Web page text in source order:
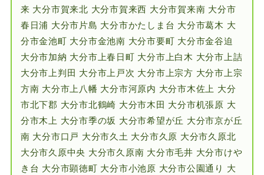
来 大分市賀来北 大分市賀来西 大分市賀来南 大分市
春日浦 大分市片島 大分市かたしま台 大分市葛木 大
分市金池町 大分市金池南 大分市要町 大分市金谷迫
大分市加納 大分市上春日町 大分市上白木 大分市上詰
大分市上判田 大分市上戸次 大分市上宗方 大分市上宗
方南 大分市上八幡 大分市河原内 大分市木佐上 大分
市北下郡 大分市北鶴崎 大分市木田 大分市机張原 大
分市木上 大分市季の坂 大分市希望が丘 大分市京が丘
南 大分市口戸 大分市久土 大分市久原 大分市久原北
大分市久原中央 大分市久原南 大分市毛井 大分市けや
き台 大分市顕徳町 大分市小池原 大分市公園通り 大